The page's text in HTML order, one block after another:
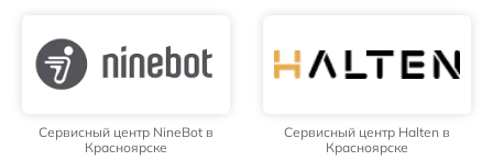
Сервисный центр NineBot в
Красноярске
Сервисный центр Halten в
Красноярске